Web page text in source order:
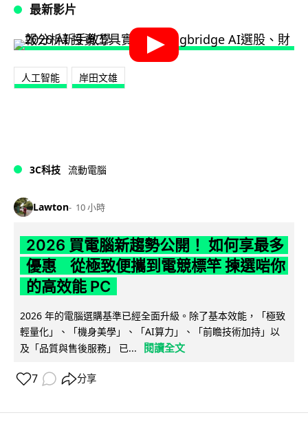
最新影片
人工智能 岸田文雄
3C科技 流動電腦
Lawton 10 小時
2026 買電腦新趨勢公開！ 如何享最多
優惠 從極致便攜到電競標竿 揀選啱你
的高效能 PC
2026 年的電腦選購基準已經全面升級。除了基本效能，「極致
輕量化」、「機身美學」、「AI算力」、「前瞻技術加持」以
及「品質與售後服務」 已...
閱讀全文
7 分享